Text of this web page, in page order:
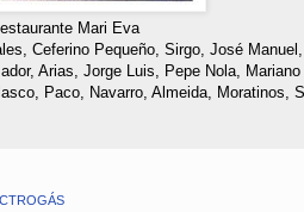
Mari Eva
Ceferino Pequeño, Sirgo, José
Arias, Jorge Luis, Pepe Nola, Mariano
Paco, Navarro, Almeida, Moratinos,